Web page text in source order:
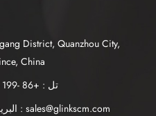
China
تل : +86 -199 5995 3955
البريد الإلكتروني : sales@glinkscm.com